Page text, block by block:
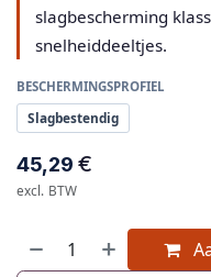
slagbescherming
snelheiddeeltjes.
BESCHERMINGSPROFIEL
Slagbestendig
45,29 €
excl. BTW